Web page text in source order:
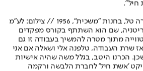
חיל".
"משכית", 1956 // צילום: לע"מ
לבריטניה, שם הוא השתתף בקורס מפקדים
מתוך מטרה להמשיך בעבודה זו גם
שרת העבודה, טלפנה אלי ושאלה אם אני
הכרנו היטב, בגלל משה שהיה אישיות
'אשת חיל' לחברת הלבשה ורקמה